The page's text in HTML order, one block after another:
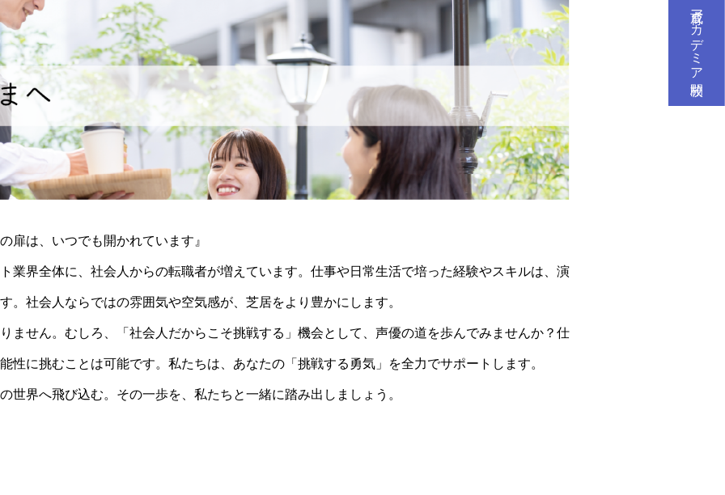
VOICE ACTOR
所属声優一覧
SCHOOL
声優育成事業のご案内
CONTACT
育成アカデミア開校
扉は、いつでも開かれています』
業界全体に、社会人からの転職者が増えています。仕事や日常生活で培った経験やスキルは、演
。社会人ならではの雰囲気や空気感が、芝居をより豊かにします。
ません。むしろ、「社会人だからこそ挑戦する」機会として、声優の道を歩んでみませんか？仕
性に挑むことは可能です。私たちは、あなたの「挑戦する勇気」を全力でサポートします。
世界へ飛び込む。その一歩を、私たちと一緒に踏み出しましょう。